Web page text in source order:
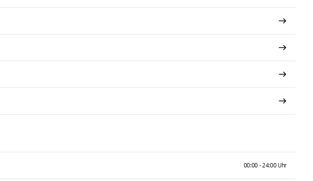
00:00 - 24:00 Uhr